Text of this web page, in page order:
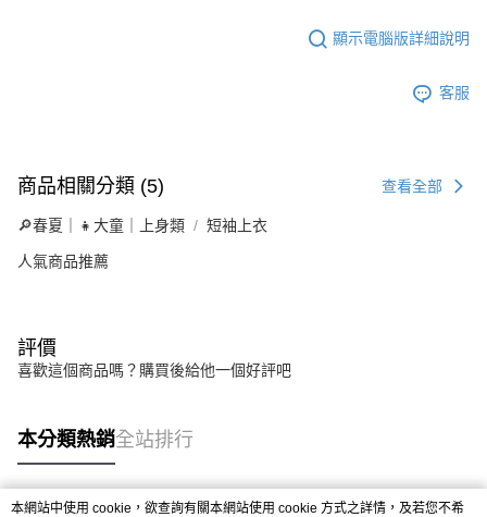
顯示電腦版詳細說明
客服
商品相關分類 (5) 查看全部
🔎春夏｜👧大童｜上身類 短袖上衣
人氣商品推薦
評價
喜歡這個商品嗎？購買後給他一個好評吧
本分類熱銷全站排行
本網站中使用 cookie，欲查詢有關本網站使用 cookie 方式之詳情，及若您不希